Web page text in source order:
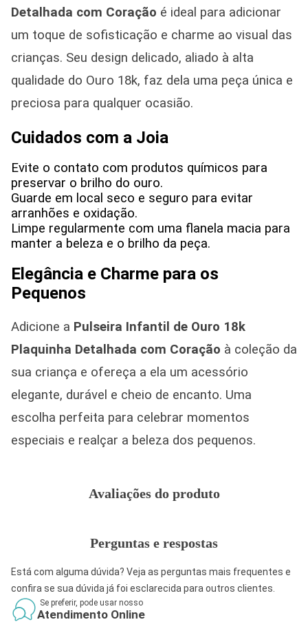
Detalhada com Coração é ideal para adicionar
um toque de sofisticação e charme ao visual das
crianças. Seu design delicado, aliado à alta
qualidade do Ouro 18k, faz dela uma peça única e
preciosa para qualquer ocasião.
Cuidados com a Joia
Evite o contato com produtos químicos para
preservar o brilho do ouro.
Guarde em local seco e seguro para evitar
arranhões e oxidação.
Limpe regularmente com uma flanela macia para
manter a beleza e o brilho da peça.
Elegância e Charme para os
Pequenos
Adicione a Pulseira Infantil de Ouro 18k
Plaquinha Detalhada com Coração à coleção da
sua criança e ofereça a ela um acessório
elegante, durável e cheio de encanto. Uma
escolha perfeita para celebrar momentos
especiais e realçar a beleza dos pequenos.
Avaliações do produto
Perguntas e respostas
Está com alguma dúvida? Veja as perguntas mais frequentes e
confira se sua dúvida já foi esclarecida para outros clientes.
Se preferir, pode usar nosso
Atendimento Online